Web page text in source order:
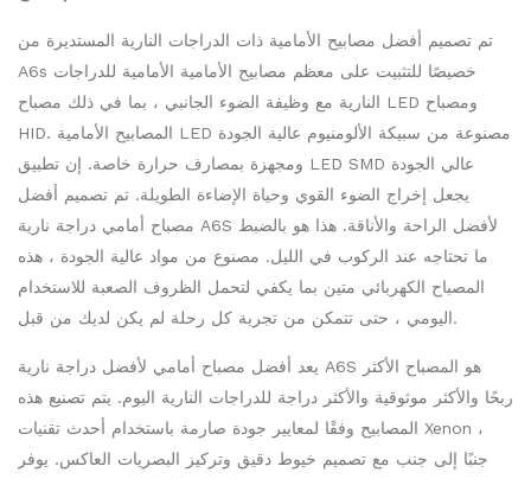
تم تصميم أفضل مصابيح الأمامية ذات الدراجات النارية المستديرة من
A6s خصيصًا للتثبيت على معظم مصابيح الأمامية الأمامية للدراجات
النارية مع وظيفة الضوء الجانبي ، بما في ذلك مصباح LED ومصباح
HID. المصابيح الأمامية LED مصنوعة من سبيكة الألومنيوم عالية الجودة
ومجهزة بمصارف حرارة خاصة. إن تطبيق LED SMD عالي الجودة
يجعل إخراج الضوء القوي وحياة الإضاءة الطويلة. تم تصميم أفضل
مصباح أمامي دراجة نارية A6S لأفضل الراحة والأناقة. هذا هو بالضبط
ما تحتاجه عند الركوب في الليل. مصنوع من مواد عالية الجودة ، هذه
المصباح الكهربائي متين بما يكفي لتحمل الظروف الصعبة للاستخدام
اليومي ، حتى تتمكن من تجربة كل رحلة لم يكن لديك من قبل.
يعد أفضل مصباح أمامي لأفضل دراجة نارية A6S هو المصباح الأكثر
ربحًا والأكثر موثوقية والأكثر دراجة للدراجات النارية اليوم. يتم تصنيع هذه
المصابيح وفقًا لمعايير جودة صارمة باستخدام أحدث تقنيات Xenon ،
جنبًا إلى جنب مع تصميم خيوط دقيق وتركيز البصريات العاكس. يوفر